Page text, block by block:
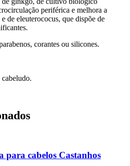
periférica e melhora a
de eleuterococus, que dispõe de
corantes ou silicones.
para cabelos Castanhos